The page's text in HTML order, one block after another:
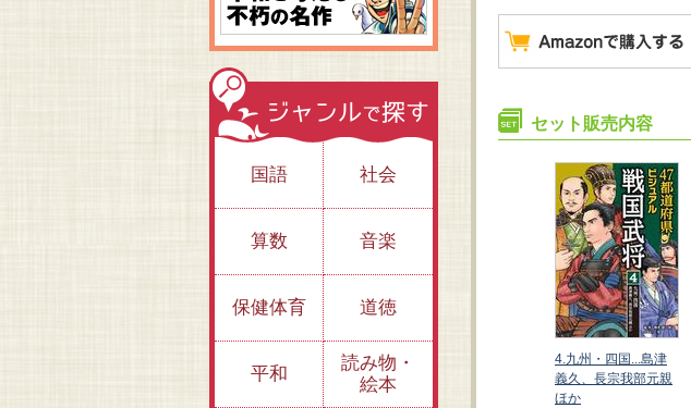
セット販売内容
2.中部...徳川家康、
織田信長ほか
1.関東・東北・北海
道...伊達政宗、太田
4.九州・四国...島津
義久、長宗我部元親
ほか
国語 社会
算数 音楽
保健体育 道徳
平和
読み物・
絵本